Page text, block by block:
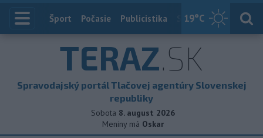
19°C
Index
Šport Počasie Publicistika Slovensko
TERAZ.SK
Spravodajský portál Tlačovej agentúry Slovenskej
republiky
Sobota 8. august 2026
Meniny má Oskar